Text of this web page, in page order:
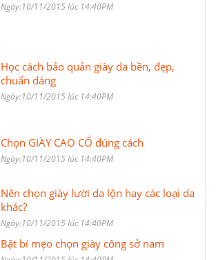
Ngày:10/11/2015 lúc 14:40PM
Học cách bảo quản giày da bền, đẹp,
chuẩn dáng
Ngày:10/11/2015 lúc 14:40PM
Chọn GIÀY CAO CỔ đúng cách
Ngày:10/11/2015 lúc 14:40PM
Nên chọn giày lười da lộn hay các loại da
khác?
Ngày:10/11/2015 lúc 14:40PM
Bật bí mẹo chọn giày công sở nam